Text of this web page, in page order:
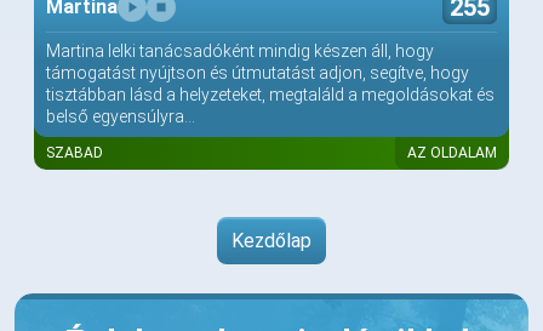
Martina 255
Martina lelki tanácsadóként mindig készen áll, hogy
támogatást nyújtson és útmutatást adjon, segítve, hogy
tisztábban lásd a helyzeteket, megtaláld a megoldásokat és
belső egyensúlyra...
SZABAD AZ OLDALAM
Kezdőlap